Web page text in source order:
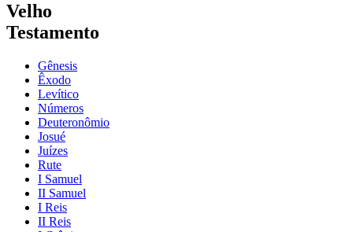
Velho
Testamento
Gênesis
Êxodo
Levítico
Números
Deuteronômio
Josué
Juízes
Rute
I Samuel
II Samuel
I Reis
II Reis